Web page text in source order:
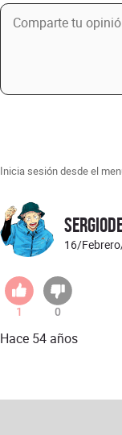
Inicia sesión desde el
16/
1 0
Hace 54 años